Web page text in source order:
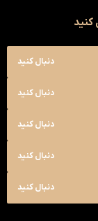
کنید
دنبال کنید
دنبال کنید
دنبال کنید
دنبال کنید
دنبال کنید